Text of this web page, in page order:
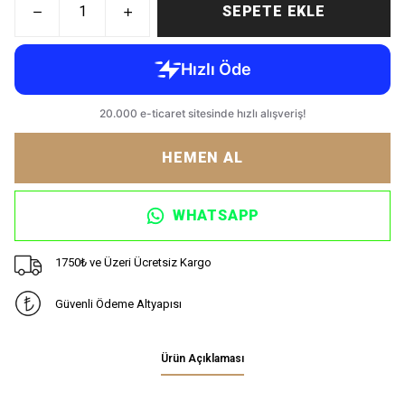
SEPETE EKLE
HEMEN AL
WHATSAPP
1750₺ ve Üzeri Ücretsiz Kargo
Güvenli Ödeme Altyapısı
Ürün Açıklaması